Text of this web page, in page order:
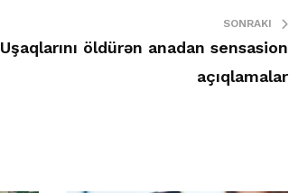
SONRAKI
Uşaqlarını öldürən anadan sensasion
açıqlamalar